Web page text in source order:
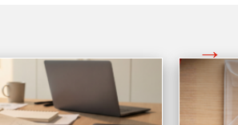
Vedi tutti gli articoli di